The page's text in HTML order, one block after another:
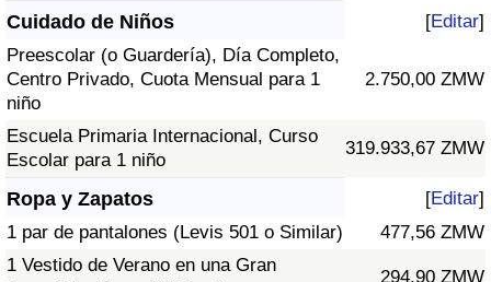
Cuidado de Niños [Editar]
Preescolar (o Guardería), Día Completo,
Centro Privado, Cuota Mensual para 1
niño
2.750,00 ZMW
Escuela Primaria Internacional, Curso
Escolar para 1 niño
319.933,67 ZMW
Ropa y Zapatos [Editar]
1 par de pantalones (Levis 501 o Similar)
477,56 ZMW
1 Vestido de Verano en una Gran
294,90 ZMW